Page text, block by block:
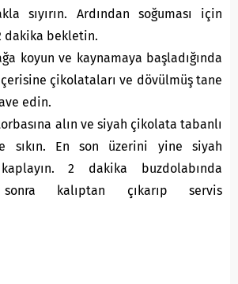
sıyırın. Ardından soğuması için
dakika bekletin.
koyun ve kaynamaya başladığında
çikolataları ve dövülmüş tane
edin.
alın ve siyah çikolata tabanlı
sıkın. En son üzerini yine siyah
2 dakika buzdolabında
kalıptan çıkarıp servis